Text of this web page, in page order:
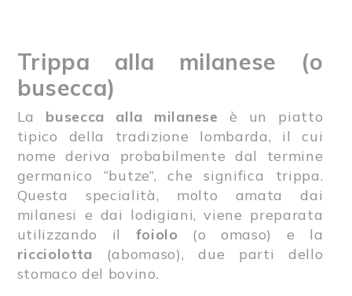
Trippa alla milanese (o
busecca)
La busecca alla milanese è un piatto
tipico della tradizione lombarda, il cui
nome deriva probabilmente dal termine
germanico “butze”, che significa trippa.
Questa specialità, molto amata dai
milanesi e dai lodigiani, viene preparata
utilizzando il
foiolo (o omaso) e la
ricciolotta (abomaso), due parti dello
stomaco del bovino.